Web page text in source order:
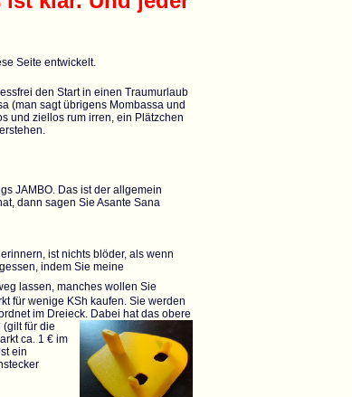
Seite entwickelt.
den Start in einen Traumurlaub
(man sagt übrigens Mombassa und
und ziellos rum irren, ein Plätzchen
JAMBO. Das ist der allgemein
dann sagen Sie Asante Sana
ist nichts blöder, als wenn
indem Sie meine
lassen, manches wollen Sie
für wenige KSh kaufen. Sie werden
im Dreieck. Dabei hat das obere
(gilt für die
ca. 1 € im
ein